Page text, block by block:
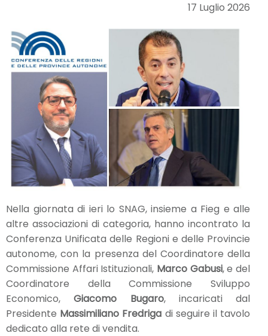
17 Luglio 2026
Nella giornata di ieri lo SNAG, insieme a Fieg e alle
altre associazioni di categoria, hanno incontrato la
Conferenza Unificata delle Regioni e delle Provincie
autonome, con la presenza del Coordinatore della
Commissione Affari Istituzionali, Marco Gabusi, e del
Coordinatore della Commissione Sviluppo
Economico,Giacomo Bugaro, incaricati dal
Presidente Massimiliano Fredriga di seguire il tavolo
dedicato alla rete di vendita.